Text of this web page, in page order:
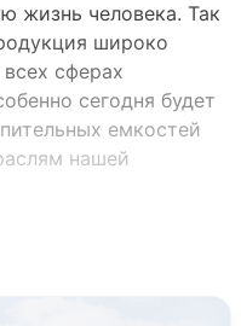
жизнь человека. Так
широко
сферах
сегодня будет
емкостей
нашей
схемах.